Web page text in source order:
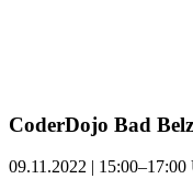
CoderDojo Bad
09.11.2022 | 15:00–17:00